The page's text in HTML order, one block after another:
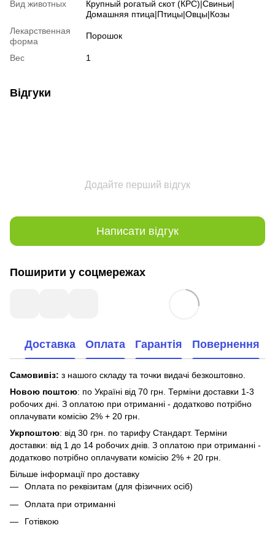
Вид животных
Крупный рогатый скот (КРС)|Свиньи|
Домашняя птица|Птицы|Овцы|Козы
Лекарственная
форма
Порошок
Вес 1
Відгуки
Додайте перший відгук
Написати відгук
Поширити у соцмережах
Доставка Оплата Гарантія Повернення
Самовивіз: з нашого складу та точки видачі безкоштовно.
Новою поштою: по Україні від 70 грн. Терміни доставки 1-3
робочих дні. З оплатою при отриманні - додатково потрібно
оплачувати комісію 2% + 20 грн.
Укрпоштою: від 30 грн. по тарифу Стандарт. Терміни
доставки: від 1 до 14 робочих днів. З оплатою при отриманні -
додатково потрібно оплачувати комісію 2% + 20 грн.
Більше інформації про доставку
Оплата по реквізитам (для фізичних осіб)
Оплата при отриманні
Готівкою